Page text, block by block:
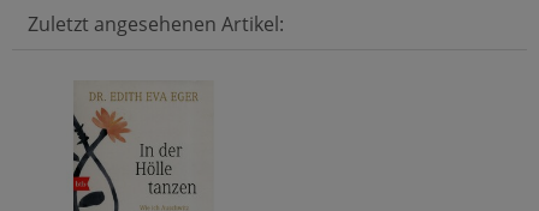
Zuletzt angesehenen Artikel: